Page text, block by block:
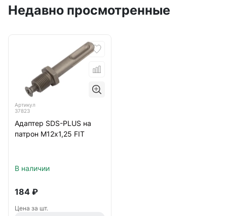
Недавно просмотренные
Артикул
37823
Адаптер SDS-PLUS на
патрон М12х1,25 FIT
В наличии
184 ₽
Цена за шт.